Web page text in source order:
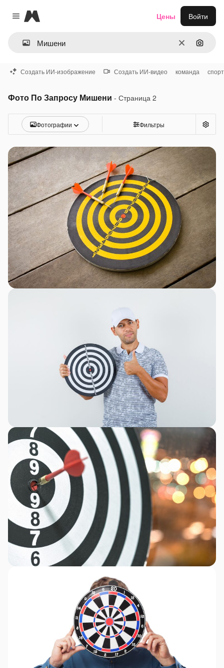
Close menu
Magnific
ОчиститьПоиск
Цены Войти
Создать ИИ-изображение Создать ИИ-видео команда спорт
Фото По Запросу Мишени - Страница 2
Фотографии Фильтры